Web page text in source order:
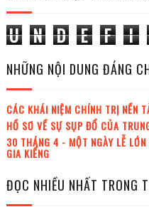
U N D E F I
NHỮNG NỘI DUNG ĐÁNG
CÁC KHÁI NIỆM CHÍNH TRỊ NỀN
HỒ SƠ VỀ SỰ SỤP ĐỔ CỦA
30 THÁNG 4 - MỘT NGÀY LỄ
GIA KIỂNG
ĐỌC NHIỀU NHẤT TRONG